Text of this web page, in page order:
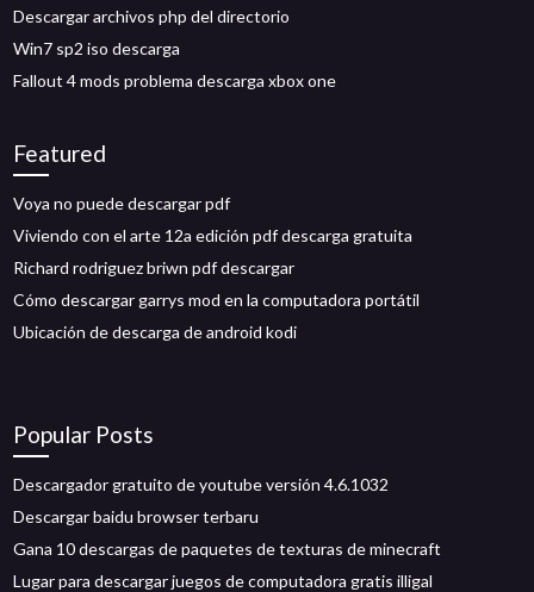
Descargar archivos php del directorio
Win7 sp2 iso descarga
Fallout 4 mods problema descarga xbox one
Featured
Voya no puede descargar pdf
Viviendo con el arte 12a edición pdf descarga gratuita
Richard rodriguez briwn pdf descargar
Cómo descargar garrys mod en la computadora portátil
Ubicación de descarga de android kodi
Popular Posts
Descargador gratuito de youtube versión 4.6.1032
Descargar baidu browser terbaru
Gana 10 descargas de paquetes de texturas de minecraft
Lugar para descargar juegos de computadora gratis illigal